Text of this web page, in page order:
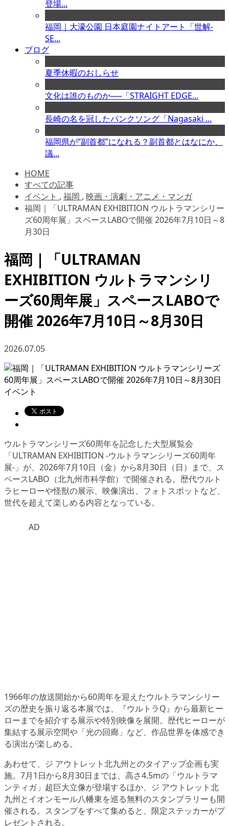
登場...
福岡｜大濠公園 日本庭園ナイトアート「世解-
SE...
ブログ
夏季休暇のおしらせ
文化は誰のものか──「STRAIGHT EDGE...
長崎の名を冠したパンクソング「Nagasaki ...
福岡県が“副首都”になれる？副首都とはなにか、
議...
HOME
すべての記事
イベント , 福岡 , 映画・演劇・アニメ・マンガ
福岡｜「ULTRAMAN EXHIBITION ウルトラマンシリー
ズ60周年展」スペースLABOで開催 2026年7月10日～8
月30日
福岡｜「ULTRAMAN
EXHIBITION ウルトラマンシリ
ーズ60周年展」スペースLABOで
開催 2026年7月10日～8月30日
2026.07.05
イベント
ウルトラマンシリーズ60周年を記念した大型展覧会
「ULTRAMAN EXHIBITION -ウルトラマンシリーズ60周年
展-」が、2026年7月10日（金）から8月30日（日）まで、ス
ペースLABO（北九州市科学館）で開催される。歴代ウルト
ラヒーローや怪獣の展示、映像演出、フォトスポットなど、
世代を超えて楽しめる内容となっている。
AD
1966年の放送開始から60周年を迎えたウルトラマンシリー
ズの歴史を振り返る本展では、『ウルトラQ』から最新ヒー
ローまでを紹介する展示や特別映像を展開。歴代ヒーローが
集結する展示空間や「光の回廊」など、作品世界を体感でき
る演出が楽しめる。
あわせて、ジ アウトレット北九州とのタイアップ企画も実
施。7月1日から8月30日までは、高さ4.5mの「ウルトラマ
ンティガ」超巨大立像が登場するほか、ジ アウトレット北
九州とイオンモール八幡東を巡る無料のスタンプラリーも開
催される。スタンプをすべて集めると、限定ステッカーがプ
レゼントされる。